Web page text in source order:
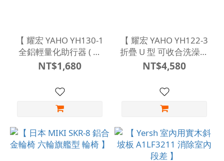
【 耀宏 YAHO YH130-1
全鋁輕量化助行器 ( 藍
色/金色 ) 】
NT$1,680
【 耀宏 YAHO YH122-3
折疊 U 型 可收合洗澡洗
臀沐浴椅 】
NT$4,580